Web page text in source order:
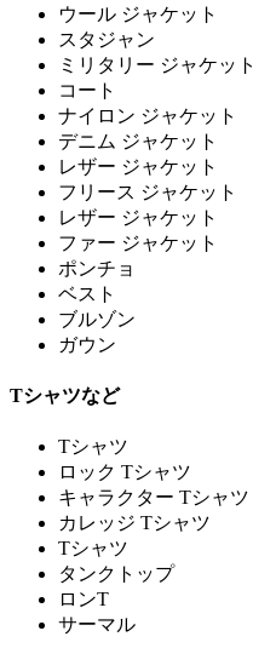
ウール ジャケット
スタジャン
ミリタリー ジャケット
コート
ナイロン ジャケット
デニム ジャケット
レザー ジャケット
フリース ジャケット
レザー ジャケット
ファー ジャケット
ポンチョ
ベスト
ブルゾン
ガウン
Tシャツなど
Tシャツ
ロック Tシャツ
キャラクター Tシャツ
カレッジ Tシャツ
Tシャツ
タンクトップ
ロンT
サーマル